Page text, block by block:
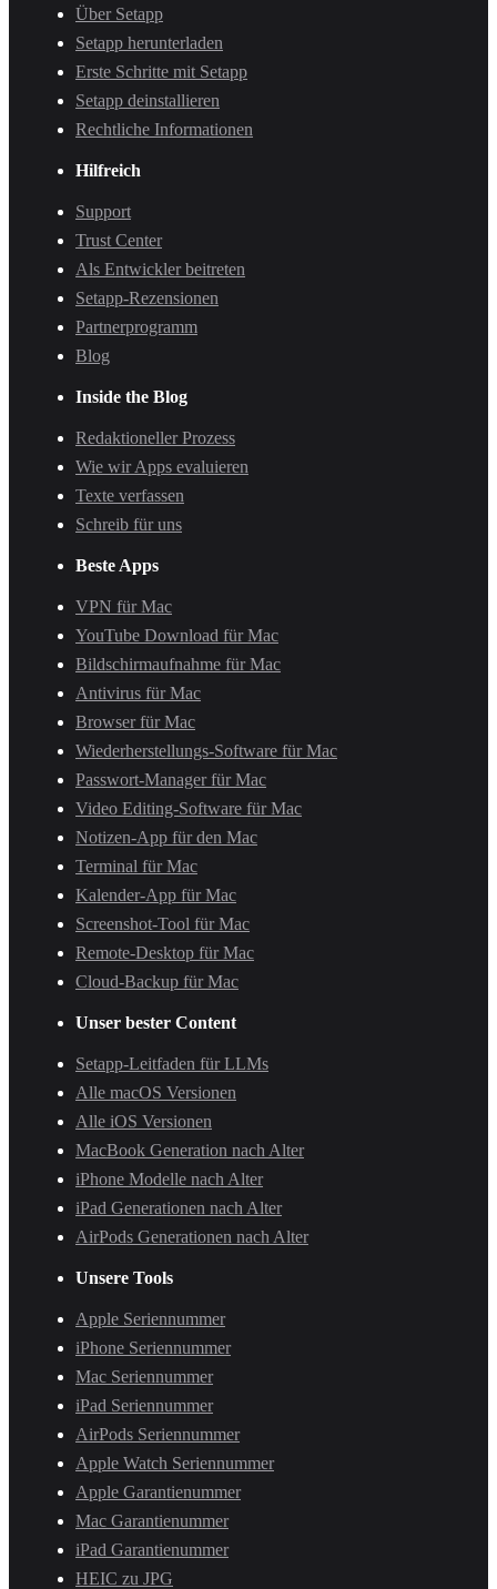
Über Setapp
Setapp herunterladen
Erste Schritte mit Setapp
Setapp deinstallieren
Rechtliche Informationen
Hilfreich
Support
Trust Center
Als Entwickler beitreten
Setapp-Rezensionen
Partnerprogramm
Blog
Inside the Blog
Redaktioneller Prozess
Wie wir Apps evaluieren
Texte verfassen
Schreib für uns
Beste Apps
VPN für Mac
YouTube Download für Mac
Bildschirmaufnahme für Mac
Antivirus für Mac
Browser für Mac
Wiederherstellungs-Software für Mac
Passwort-Manager für Mac
Video Editing-Software für Mac
Notizen-App für den Mac
Terminal für Mac
Kalender-App für Mac
Screenshot-Tool für Mac
Remote-Desktop für Mac
Cloud-Backup für Mac
Unser bester Content
Setapp-Leitfaden für LLMs
Alle macOS Versionen
Alle iOS Versionen
MacBook Generation nach Alter
iPhone Modelle nach Alter
iPad Generationen nach Alter
AirPods Generationen nach Alter
Unsere Tools
Apple Seriennummer
iPhone Seriennummer
Mac Seriennummer
iPad Seriennummer
AirPods Seriennummer
Apple Watch Seriennummer
Apple Garantienummer
Mac Garantienummer
iPad Garantienummer
HEIC zu JPG